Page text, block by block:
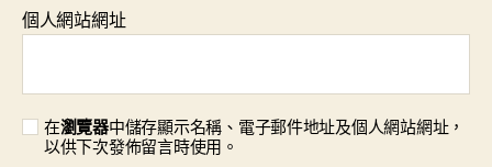
個人網站網址
在瀏覽器中儲存顯示名稱、電子郵件地址及個人網站網址，
以供下次發佈留言時使用。